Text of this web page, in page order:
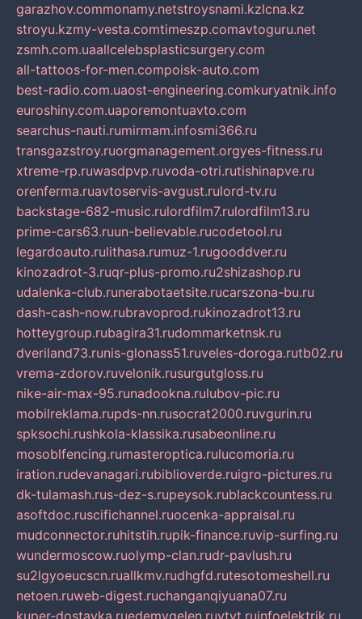
garazhov.commonamy.netstroysnami.kzlcna.kz
stroyu.kzmy-vesta.comtimeszp.comavtoguru.net
zsmh.com.uaallcelebsplasticsurgery.com
all-tattoos-for-men.compoisk-auto.com
best-radio.com.uaost-engineering.comkuryatnik.info
euroshiny.com.uaporemontuavto.com
searchus-nauti.rumirmam.infosmi366.ru
transgazstroy.ruorgmanagement.orgyes-fitness.ru
xtreme-rp.ruwasdpvp.ruvoda-otri.rutishinapve.ru
orenferma.ruavtoservis-avgust.rulord-tv.ru
backstage-682-music.rulordfilm7.rulordfilm13.ru
prime-cars63.ruun-believable.rucodetool.ru
legardoauto.rulithasa.rumuz-1.rugooddver.ru
kinozadrot-3.ruqr-plus-promo.ru2shizashop.ru
udalenka-club.runerabotaetsite.rucarszona-bu.ru
dash-cash-now.rubravoprod.rukinozadrot13.ru
hotteygroup.rubagira31.rudommarketnsk.ru
dveriland73.runis-glonass51.ruveles-doroga.rutb02.ru
vrema-zdorov.ruvelonik.rusurgutgloss.ru
nike-air-max-95.runadookna.rulubov-pic.ru
mobilreklama.rupds-nn.rusocrat2000.ruvgurin.ru
spksochi.rushkola-klassika.rusabeonline.ru
mosoblfencing.rumasteroptica.rulucomoria.ru
iration.rudevanagari.rubiblioverde.ruigro-pictures.ru
dk-tulamash.rus-dez-s.rupeysok.rublackcountess.ru
asoftdoc.ruscifichannel.ruocenka-appraisal.ru
mudconnector.ruhitstih.rupik-finance.ruvip-surfing.ru
wundermoscow.ruolymp-clan.rudr-pavlush.ru
su2lgyoeucscn.ruallkmv.rudhgfd.rutesotomeshell.ru
netoen.ruweb-digest.ruchanganqiyuana07.ru
kuper-dostavka.ruedemvgelen.ruytyt.ruinfoelektrik.ru